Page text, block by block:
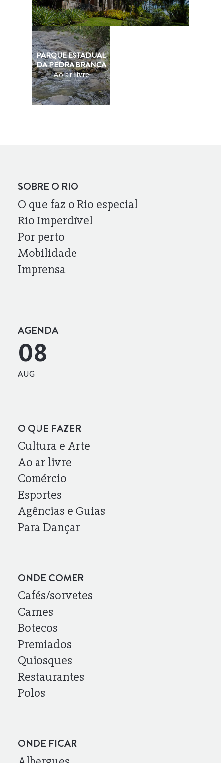
PARQUE ESTADUAL
DA PEDRA BRANCA
Ao ar livre
SOBRE O RIO
O que faz o Rio especial
Rio Imperdível
Por perto
Mobilidade
Imprensa
AGENDA
08
AUG
O QUE FAZER
Cultura e Arte
Ao ar livre
Comércio
Esportes
Agências e Guias
Para Dançar
ONDE COMER
Cafés/sorvetes
Carnes
Botecos
Premiados
Quiosques
Restaurantes
Polos
ONDE FICAR